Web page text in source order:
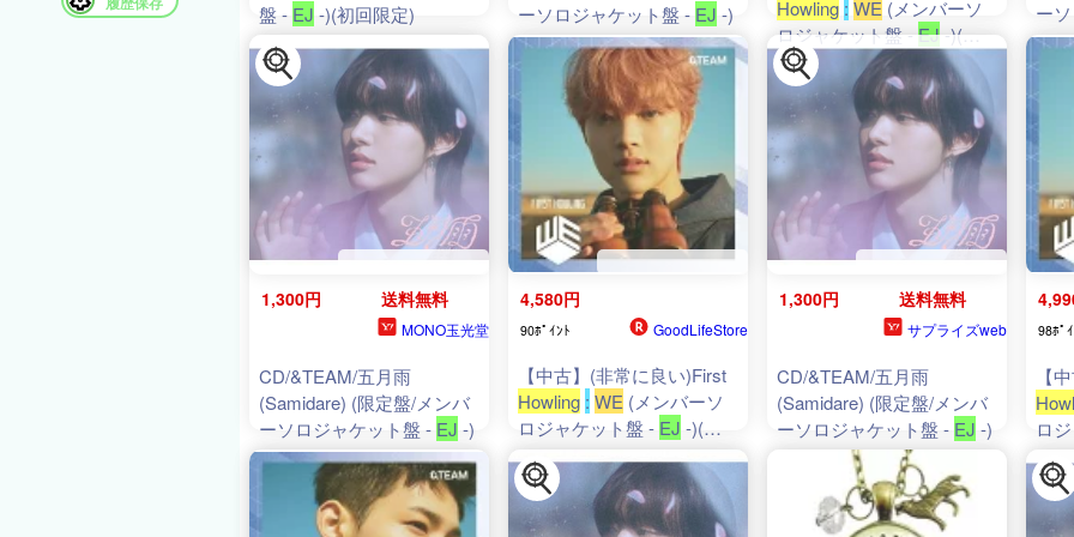
盤 - EJ -)(初回限定) ーソロジャケット盤 - EJ -) Howling : WE (メンバーソ
ロジャケット盤 -EJ-)(初
回限定) [CD] &TEAM
ー
1,300円 送料無料
MONO玉光堂
CD/&TEAM/五月雨
(Samidare) (限定盤/メンバ
ーソロジャケット盤 - EJ -)
4,580円
90ﾎﾟｲﾝﾄ GoodLifeStore
【中古】(非常に良い)First
Howling : WE (メンバーソ
ロジャケット盤 - EJ -)(初
回限定) - &TEAM
1,300円 送料無料
サプライズweb
CD/&TEAM/五月雨
(Samidare) (限定盤/メンバ
ーソロジャケット盤 - EJ -)
98ﾎﾟ
【
ロ
回